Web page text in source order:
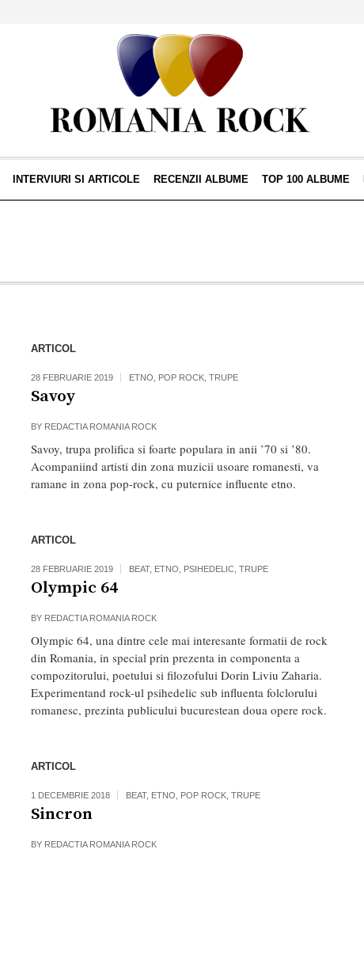
INTERVIURI SI ARTICOLE RECENZII ALBUME TOP 100 ALBUME
ARTICOL
28 FEBRUARIE 2019 ETNO POP ROCK, TRUPE
Savoy
BY REDACTIA ROMANIA ROCK
Savoy, trupa prolifica si foarte populara in anii ’70 si ’80.
Acompaniind artisti din zona muzicii usoare romanesti, va
ramane in zona pop-rock, cu puternice influente etno.
ARTICOL
28 FEBRUARIE 2019 BEAT, ETNO PSIHEDELIC, TRUPE
Olympic 64
BY REDACTIA ROMANIA ROCK
Olympic 64, una dintre cele mai interesante formatii de rock
din Romania, in special prin prezenta in componenta a
compozitorului, poetului si filozofului Dorin Liviu Zaharia.
Experimentand rock-ul psihedelic sub influenta folclorului
romanesc, prezinta publicului bucurestean doua opere rock.
ARTICOL
1 DECEMBRIE 2018 BEAT, ETNO POP ROCK, TRUPE
Sincron
BY REDACTIA ROMANIA ROCK